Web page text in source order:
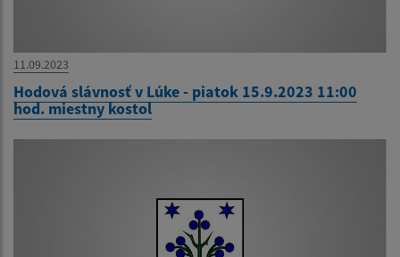
11.09.2023
Hodová slávnosť v Lúke - piatok 15.9.2023 11:00
hod. miestny kostol